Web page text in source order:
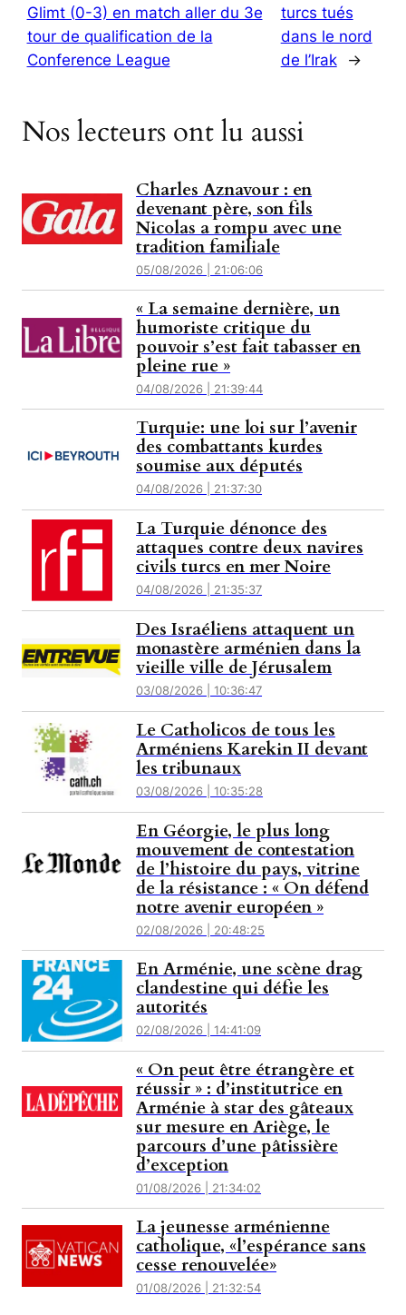
Glimt (0-3) en match aller du 3e
tour de qualification de la
Conference League
turcs tués
dans le nord
de l’Irak
→
Nos lecteurs ont lu aussi
Charles Aznavour : en
devenant père, son fils
Nicolas a rompu avec une
tradition familiale
05/08/2026 | 21:06:06
« La semaine dernière, un
humoriste critique du
pouvoir s’est fait tabasser en
pleine rue »
04/08/2026 | 21:39:44
Turquie: une loi sur l’avenir
des combattants kurdes
soumise aux députés
04/08/2026 | 21:37:30
La Turquie dénonce des
attaques contre deux navires
civils turcs en mer Noire
04/08/2026 | 21:35:37
Des Israéliens attaquent un
monastère arménien dans la
vieille ville de Jérusalem
03/08/2026 | 10:36:47
Le Catholicos de tous les
Arméniens Karekin II devant
les tribunaux
03/08/2026 | 10:35:28
En Géorgie, le plus long
mouvement de contestation
de l’histoire du pays, vitrine
de la résistance : « On défend
notre avenir européen »
02/08/2026 | 20:48:25
En Arménie, une scène drag
clandestine qui défie les
autorités
02/08/2026 | 14:41:09
« On peut être étrangère et
réussir » : d’institutrice en
Arménie à star des gâteaux
sur mesure en Ariège, le
parcours d’une pâtissière
d’exception
01/08/2026 | 21:34:02
La jeunesse arménienne
catholique, «l’espérance sans
cesse renouvelée»
01/08/2026 | 21:32:54